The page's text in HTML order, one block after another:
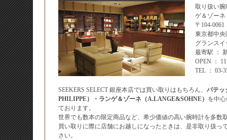
取り扱い
ゲ＆ゾー
〒104-0061
東京都中央
グランス
最寄駅 ：
OPEN ：
TEL ： 03-
SEEKERS SELECT 銀座本店では買い取りはもちろん、 パテッ
PHILIPPE）・ランゲ＆ゾーネ（A.LANGE&SOHNE） を中
ております。
世界でも数本の限定商品など、希少価値の高い腕時計を多数
買い取りに際に店舗にお越しになったときは、是非取り扱っ
さい。